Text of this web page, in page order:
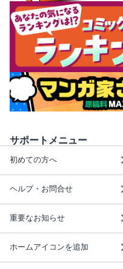
サポートメニュー
初めての方へ
ヘルプ・お問合せ
重要なお知らせ
ホームアイコンを追加